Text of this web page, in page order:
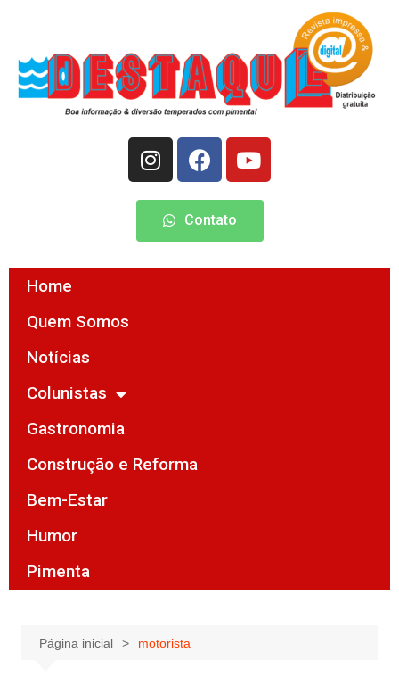
Contato
Home
Quem Somos
Notícias
Colunistas
Gastronomia
Construção e Reforma
Bem-Estar
Humor
Pimenta
Página inicial motorista